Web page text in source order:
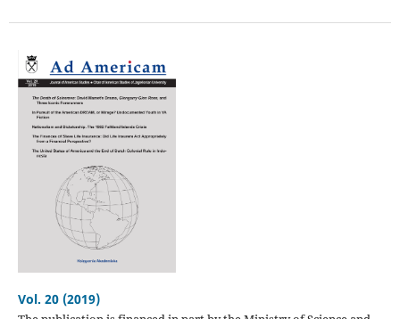
Vol. 20 (2019)